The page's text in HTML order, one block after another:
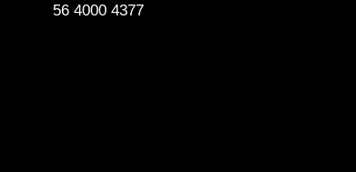
56 4000 4377